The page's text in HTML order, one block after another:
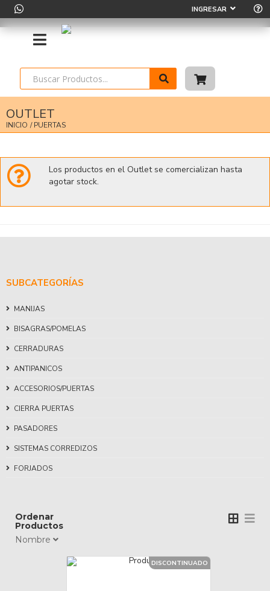
INGRESAR
OUTLET
INICIO / PUERTAS
Los productos en el Outlet se comercializan hasta
agotar stock.
SUBCATEGORÍAS
MANIJAS
BISAGRAS/POMELAS
CERRADURAS
ANTIPANICOS
ACCESORIOS/PUERTAS
CIERRA PUERTAS
PASADORES
SISTEMAS CORREDIZOS
FORJADOS
Ordenar
Productos
Nombre
DISCONTINUADO